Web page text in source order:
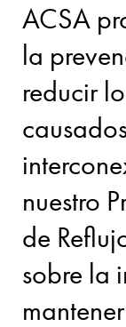
ACSA
la
reducir
nuestro
de
sobre la